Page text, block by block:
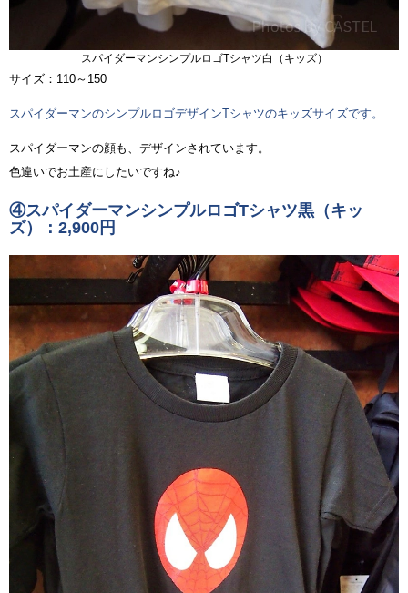
スパイダーマンシンプルロゴTシャツ白（キッズ）
サイズ：110～150
スパイダーマンのシンプルロゴデザインTシャツのキッズサイズです。
スパイダーマンの顔も、デザインされています。
色違いでお土産にしたいですね♪
④スパイダーマンシンプルロゴTシャツ黒（キッ
ズ）：2,900円